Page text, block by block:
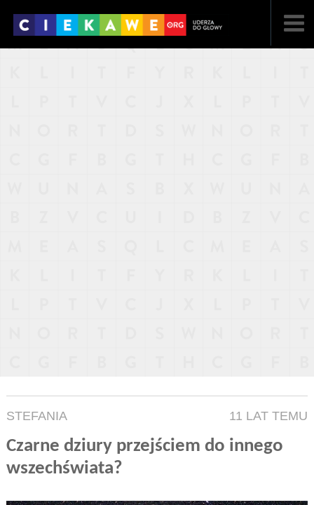
STEFANIA 11 LAT TEMU
Czarne dziury przejściem do innego
wszechświata?